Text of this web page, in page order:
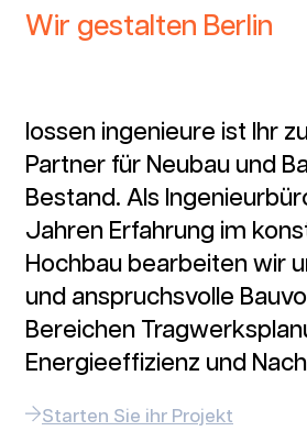
Wir gestalten Berlin
lossen ingenieure ist Ihr
Partner für Neubau und
Bestand. Als
Jahren Erfahrung im
Hochbau bearbeiten wir
und anspruchsvolle
Bereichen
Energieeffizienz und
Starten Sie ihr Projekt